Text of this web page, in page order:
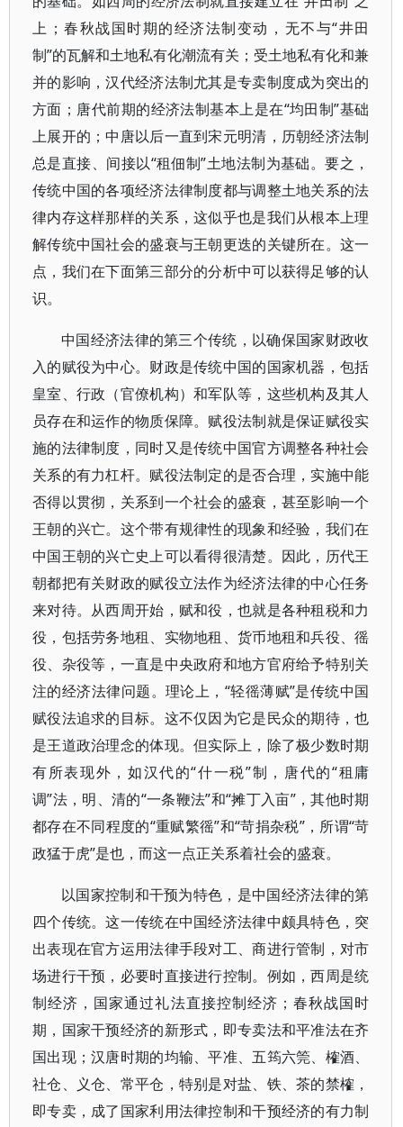
上；春秋战国时期的经济法制变动，无不与“井田
制”的瓦解和土地私有化潮流有关；受土地私有化和兼
并的影响，汉代经济法制尤其是专卖制度成为突出的
方面；唐代前期的经济法制基本上是在“均田制”基础
上展开的；中唐以后一直到宋元明清，历朝经济法制
总是直接、间接以“租佃制”土地法制为基础。要之，
传统中国的各项经济法律制度都与调整土地关系的法
律内存这样那样的关系，这似乎也是我们从根本上理
解传统中国社会的盛衰与王朝更迭的关键所在。这一
点，我们在下面第三部分的分析中可以获得足够的认
识。
中国经济法律的第三个传统，以确保国家财政收
入的赋役为中心。财政是传统中国的国家机器，包括
皇室、行政（官僚机构）和军队等，这些机构及其人
员存在和运作的物质保障。赋役法制就是保证赋役实
施的法律制度，同时又是传统中国官方调整各种社会
关系的有力杠杆。赋役法制定的是否合理，实施中能
否得以贯彻，关系到一个社会的盛衰，甚至影响一个
王朝的兴亡。这个带有规律性的现象和经验，我们在
中国王朝的兴亡史上可以看得很清楚。因此，历代王
朝都把有关财政的赋役立法作为经济法律的中心任务
来对待。从西周开始，赋和役，也就是各种租税和力
役，包括劳务地租、实物地租、货币地租和兵役、徭
役、杂役等，一直是中央政府和地方官府给予特别关
注的经济法律问题。理论上，“轻徭薄赋”是传统中国
赋役法追求的目标。这不仅因为它是民众的期待，也
是王道政治理念的体现。但实际上，除了极少数时期
有所表现外，如汉代的“什一税”制，唐代的“租庸
调”法，明、清的“一条鞭法”和“摊丁入亩”，其他时期
都存在不同程度的“重赋繁徭”和“苛捐杂税”，所谓“苛
政猛于虎”是也，而这一点正关系着社会的盛衰。
以国家控制和干预为特色，是中国经济法律的第
四个传统。这一传统在中国经济法律中颇具特色，突
出表现在官方运用法律手段对工、商进行管制，对市
场进行干预，必要时直接进行控制。例如，西周是统
制经济，国家通过礼法直接控制经济；春秋战国时
期，国家干预经济的新形式，即专卖法和平准法在齐
国出现；汉唐时期的均输、平准、五筠六筦、榷酒、
社仓、义仓、常平仓，特别是对盐、铁、茶的禁榷，
即专卖，成了国家利用法律控制和干预经济的有力制